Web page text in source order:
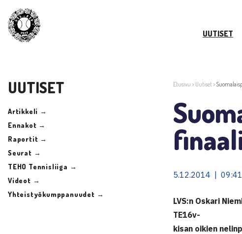
UUTISET
UUTISET
Artikkeli →
Ennakot →
Raportit →
Seurat →
TEHO Tennisliiga →
Videot →
Yhteistyökumppanuudet →
Etusivu > Uutiset>
5.12.2014 | 09:41
LVS:n Oskari
TE16v-
kisan oikien